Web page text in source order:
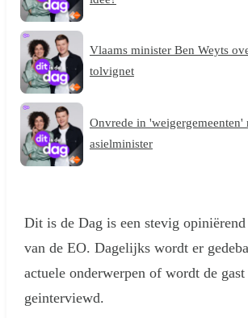
Vlaams minister Ben Weyts
tolvignet
Onvrede in 'weigergemeenten'
asielminister
Dit is de Dag is een stevig
van de EO. Dagelijks wordt er
actuele onderwerpen of wordt de gast
geinterviewd.